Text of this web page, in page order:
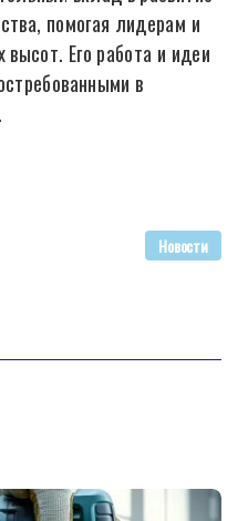
помогая лидерам и
Его работа и идеи
в
Новости